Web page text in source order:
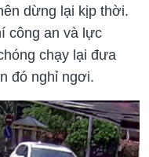
dừng lại kịp thời.
công an và lực
chạy lại đưa
đó nghỉ ngơi.